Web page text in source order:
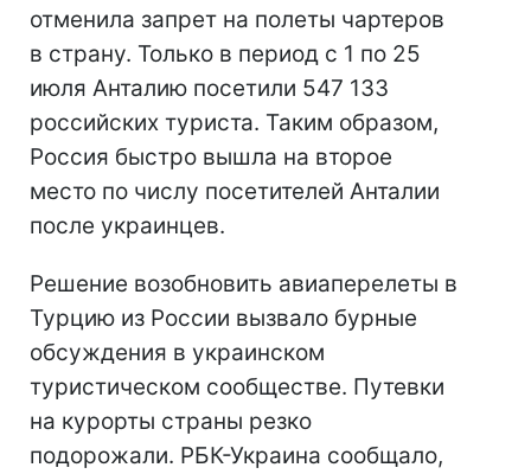
отменила запрет на полеты чартеров
в страну. Только в период с 1 по 25
июля Анталию посетили 547 133
российских туриста. Таким образом,
Россия быстро вышла на второе
место по числу посетителей Анталии
после украинцев.
Решение возобновить авиаперелеты в
Турцию из России вызвало бурные
обсуждения в украинском
туристическом сообществе. Путевки
на курорты страны резко
подорожали. РБК-Украина сообщало,